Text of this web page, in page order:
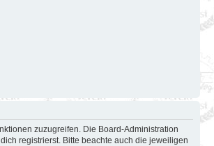
zuzugreifen. Die Board-Administration
registrierst. Bitte beachte auch die jeweiligen